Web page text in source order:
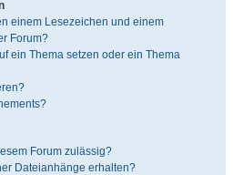
einem Lesezeichen und einem
Forum?
ein Thema setzen oder ein Thema
Forum zulässig?
Dateianhänge erhalten?